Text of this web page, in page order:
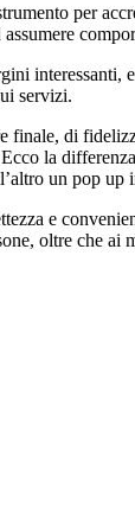
per
interessanti,
servizi.
finale, di
la
un pop up
e
oltre che ai